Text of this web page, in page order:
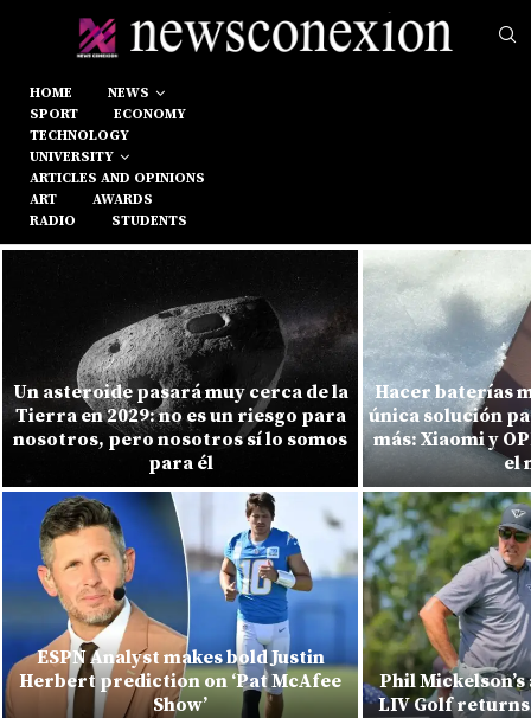
HOME
NEWS
SPORT
ECONOMY
TECHNOLOGY
UNIVERSITY
ARTICLES AND OPINIONS
ART
AWARDS
RADIO
STUDENTS
Hacer baterías más grandes no es la
única solución para que el móvil dure
más: Xiaomi y OPPO han encontrado
el modo
Phil Mickelson’s absence notable as
LIV Golf returns to Trump National
Justo cuando
darle oxígeno
ordenado
posibles
Yankees
together’ with
ass’